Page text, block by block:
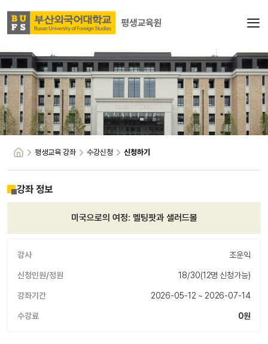
평생교육 강좌 수강신청 신청하기
강좌 정보
미국으로의 여정: 멜팅팟과 샐러드볼
강사 조운익
신청인원/정원 18/30(12명 신청가능)
강좌기간 2026-05-12 ~ 2026-07-14
수강료 0원